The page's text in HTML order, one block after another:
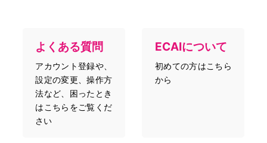
よくある質問
アカウント登録や、
設定の変更、操作方
法など、困ったとき
はこちらをご覧くだ
さい
ECAIについて
初めての方はこちら
から